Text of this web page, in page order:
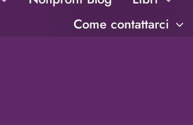
Come contattarci